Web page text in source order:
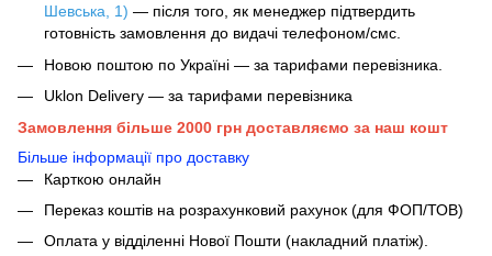
Шевська, 1) — після того, як менеджер підтвердить
готовність замовлення до видачі телефоном/смс.
Новою поштою по Україні — за тарифами перевізника.
Uklon Delivery — за тарифами перевізника
Замовлення більше 2000 грн доставляємо за наш кошт
Більше інформації про доставку
Карткою онлайн
Переказ коштів на розрахунковий рахунок (для ФОП/ТОВ)
Оплата у відділенні Нової Пошти (накладний платіж).